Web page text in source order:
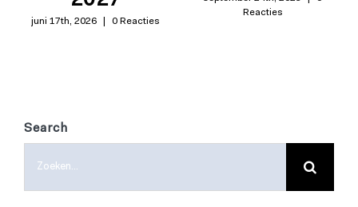
juni 17th, 2026 0 Reacties
Reacties
Search